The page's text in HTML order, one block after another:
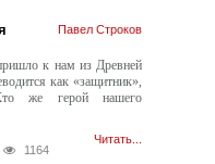
Павел Строков
к нам из Древней
как «защитник»,
же герой нашего
1164
Читать...